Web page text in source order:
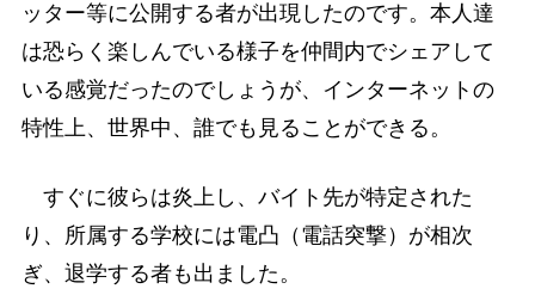
ッター等に公開する者が出現したのです。本人達
は恐らく楽しんでいる様子を仲間内でシェアして
いる感覚だったのでしょうが、インターネットの
特性上、世界中、誰でも見ることができる。
すぐに彼らは炎上し、バイト先が特定された
り、所属する学校には電凸（電話突撃）が相次
ぎ、退学する者も出ました。